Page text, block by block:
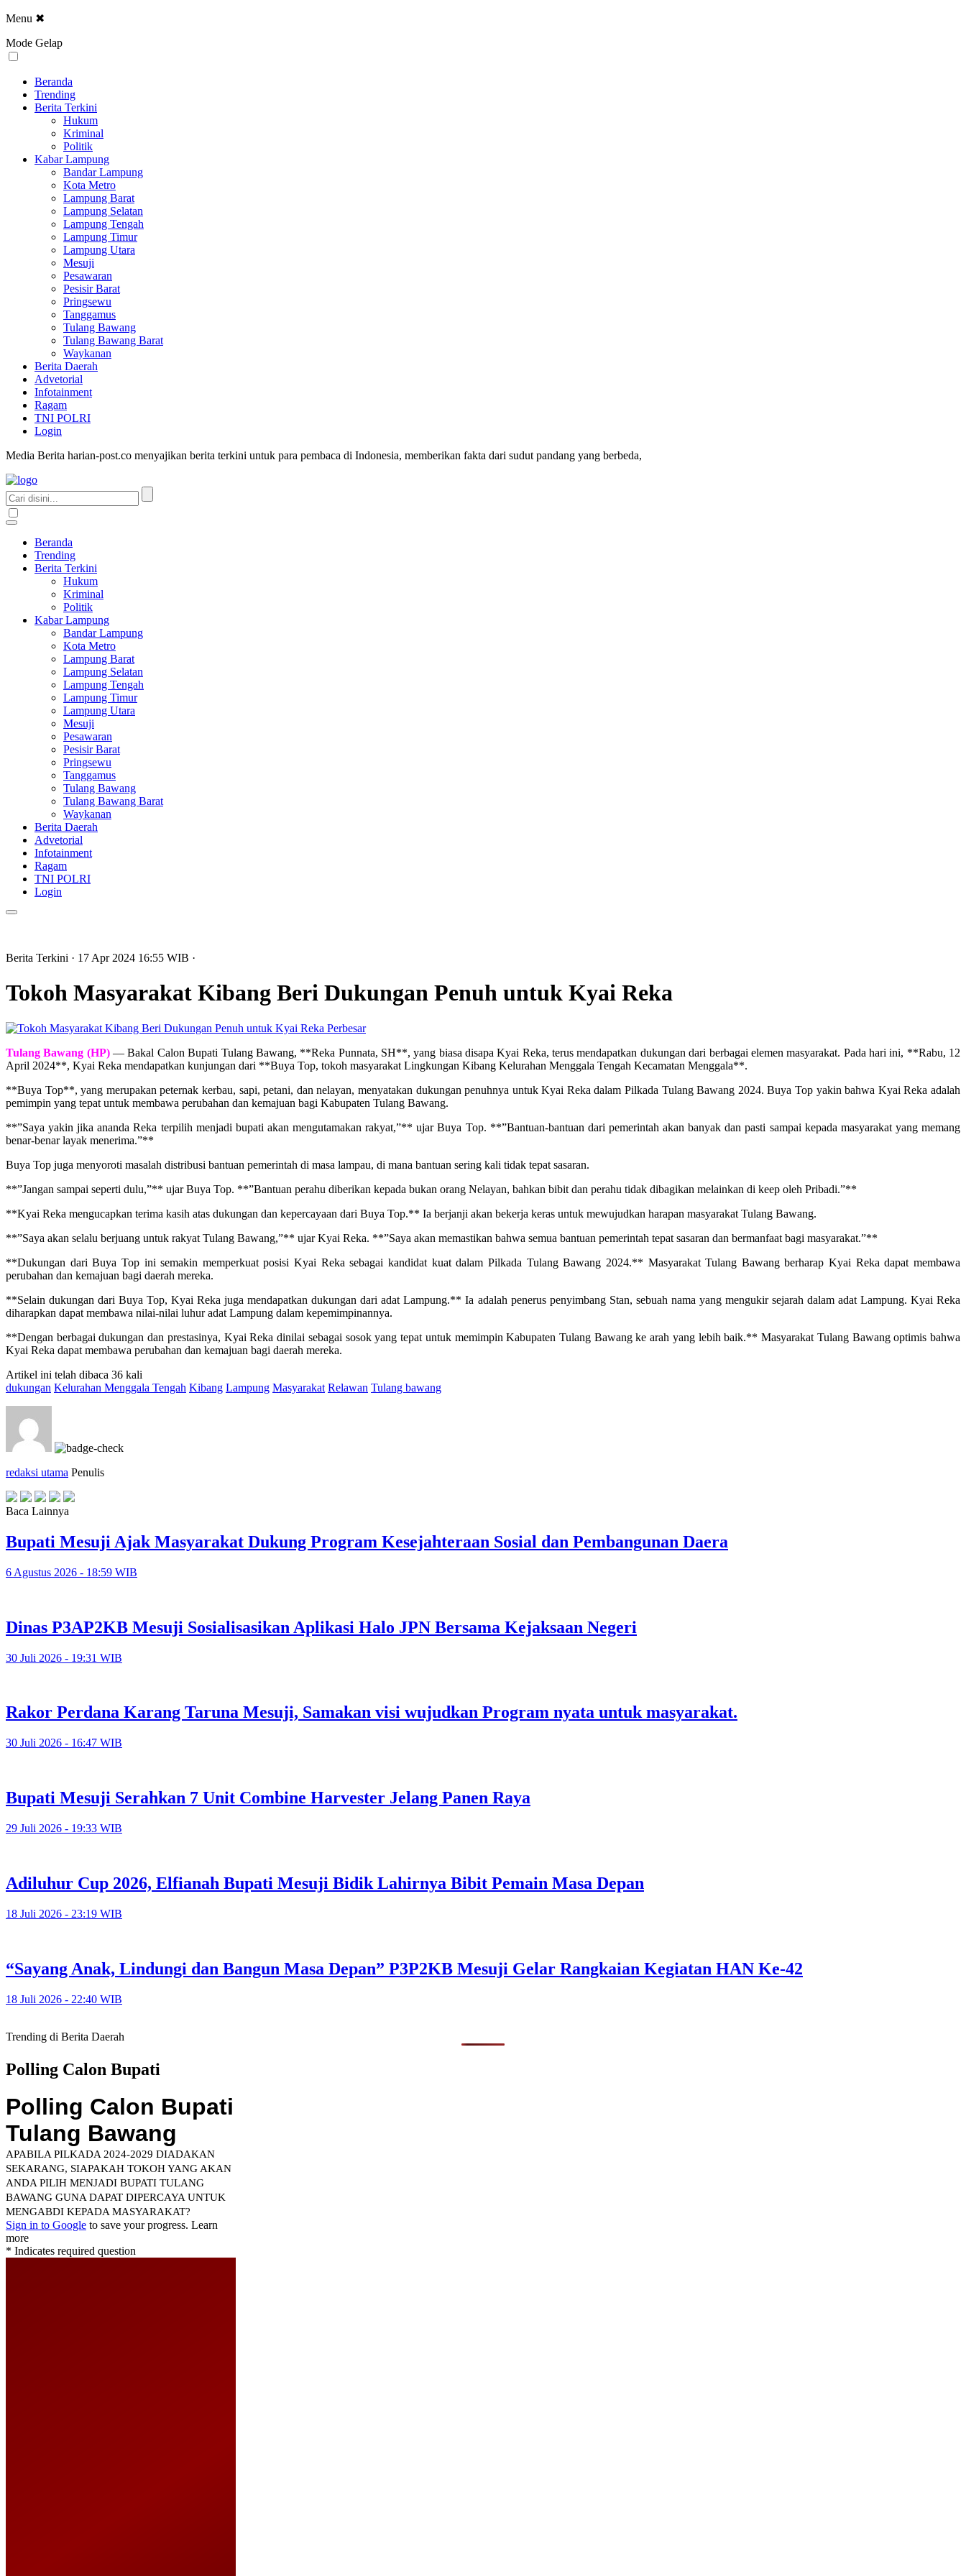
Menu ✖
Mode Gelap
Beranda
Trending
Berita Terkini
Hukum
Kriminal
Politik
Kabar Lampung
Bandar Lampung
Kota Metro
Lampung Barat
Lampung Selatan
Lampung Tengah
Lampung Timur
Lampung Utara
Mesuji
Pesawaran
Pesisir Barat
Pringsewu
Tanggamus
Tulang Bawang
Tulang Bawang Barat
Waykanan
Berita Daerah
Advetorial
Infotainment
Ragam
TNI POLRI
Login
Media Berita harian-post.co menyajikan berita terkini untuk para pembaca di Indonesia, memberikan fakta dari sudut pandang yang berbeda,
Beranda
Trending
Berita Terkini
Hukum
Kriminal
Politik
Kabar Lampung
Bandar Lampung
Kota Metro
Lampung Barat
Lampung Selatan
Lampung Tengah
Lampung Timur
Lampung Utara
Mesuji
Pesawaran
Pesisir Barat
Pringsewu
Tanggamus
Tulang Bawang
Tulang Bawang Barat
Waykanan
Berita Daerah
Advetorial
Infotainment
Ragam
TNI POLRI
Login
Berita Terkini · 17 Apr 2024 16:55 WIB ·
Tokoh Masyarakat Kibang Beri Dukungan Penuh untuk Kyai Reka
Perbesar
Tulang Bawang (HP)— Bakal Calon Bupati Tulang Bawang, **Reka Punnata, SH**, yang biasa disapa Kyai Reka, terus mendapatkan dukungan dari berbagai elemen masyarakat. Pada hari ini, **Rabu, 12
April 2024**, Kyai Reka mendapatkan kunjungan dari **Buya Top, tokoh masyarakat Lingkungan Kibang Kelurahan Menggala Tengah Kecamatan Menggala**.
**Buya Top**, yang merupakan peternak kerbau, sapi, petani, dan nelayan, menyatakan dukungan penuhnya untuk Kyai Reka dalam Pilkada Tulang Bawang 2024. Buya Top yakin bahwa Kyai Reka adalah
pemimpin yang tepat untuk membawa perubahan dan kemajuan bagi Kabupaten Tulang Bawang.
**”Saya yakin jika ananda Reka terpilih menjadi bupati akan mengutamakan rakyat,”** ujar Buya Top. **”Bantuan-bantuan dari pemerintah akan banyak dan pasti sampai kepada masyarakat yang memang
benar-benar layak menerima.”**
Buya Top juga menyoroti masalah distribusi bantuan pemerintah di masa lampau, di mana bantuan sering kali tidak tepat sasaran.
**”Jangan sampai seperti dulu,”** ujar Buya Top. **”Bantuan perahu diberikan kepada bukan orang Nelayan, bahkan bibit dan perahu tidak dibagikan melainkan di keep oleh Pribadi.”**
**Kyai Reka mengucapkan terima kasih atas dukungan dan kepercayaan dari Buya Top.** Ia berjanji akan bekerja keras untuk mewujudkan harapan masyarakat Tulang Bawang.
**”Saya akan selalu berjuang untuk rakyat Tulang Bawang,”** ujar Kyai Reka. **”Saya akan memastikan bahwa semua bantuan pemerintah tepat sasaran dan bermanfaat bagi masyarakat.”**
**Dukungan dari Buya Top ini semakin memperkuat posisi Kyai Reka sebagai kandidat kuat dalam Pilkada Tulang Bawang 2024.** Masyarakat Tulang Bawang berharap Kyai Reka dapat membawa
perubahan dan kemajuan bagi daerah mereka.
**Selain dukungan dari Buya Top, Kyai Reka juga mendapatkan dukungan dari adat Lampung.** Ia adalah penerus penyimbang Stan, sebuah nama yang mengukir sejarah dalam adat Lampung. Kyai Reka
diharapkan dapat membawa nilai-nilai luhur adat Lampung dalam kepemimpinannya.
**Dengan berbagai dukungan dan prestasinya, Kyai Reka dinilai sebagai sosok yang tepat untuk memimpin Kabupaten Tulang Bawang ke arah yang lebih baik.** Masyarakat Tulang Bawang optimis bahwa
Kyai Reka dapat membawa perubahan dan kemajuan bagi daerah mereka.
Artikel ini telah dibaca 36 kali
dukungan Kelurahan Menggala Tengah Kibang Lampung Masyarakat Relawan Tulang bawang
redaksi utama Penulis
Baca Lainnya
Bupati Mesuji Ajak Masyarakat Dukung Program Kesejahteraan Sosial dan Pembangunan Daera
6 Agustus 2026 - 18:59 WIB
Dinas P3AP2KB Mesuji Sosialisasikan Aplikasi Halo JPN Bersama Kejaksaan Negeri
30 Juli 2026 - 19:31 WIB
Rakor Perdana Karang Taruna Mesuji, Samakan visi wujudkan Program nyata untuk masyarakat.
30 Juli 2026 - 16:47 WIB
Bupati Mesuji Serahkan 7 Unit Combine Harvester Jelang Panen Raya
29 Juli 2026 - 19:33 WIB
Adiluhur Cup 2026, Elfianah Bupati Mesuji Bidik Lahirnya Bibit Pemain Masa Depan
18 Juli 2026 - 23:19 WIB
“Sayang Anak, Lindungi dan Bangun Masa Depan” P3P2KB Mesuji Gelar Rangkaian Kegiatan HAN Ke-42
18 Juli 2026 - 22:40 WIB
Trending di Berita Daerah
Polling Calon Bupati